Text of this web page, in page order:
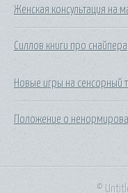
Женская консультация на
Силлов книги про снайпера
Новые игры на сенсорный
Положение о
©